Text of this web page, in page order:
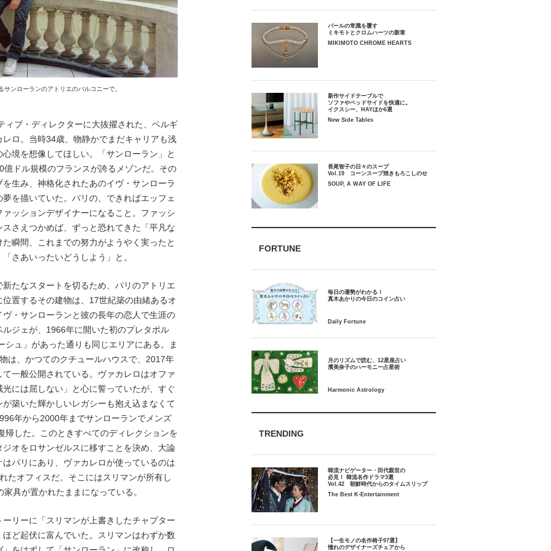
ンローランのアトリエのバルコニーで。
ブ・ディレクターに大抜擢された、ベルギ
ロ。当時34歳、物静かでまだキャリアも浅
境を想像してほしい。「サンローラン」と
ドル規模のフランスが誇るメゾンだ。その
生み、神格化されたあのイヴ・サンローラ
を描いていた。パリの、できればエッフェ
ッションデザイナーになること。ファッシ
さえつかめば、ずっと恐れてきた「平凡な
瞬間、これまでの努力がようやく実ったと
さあいったいどうしよう」と。
たなスタートを切るため、パリのアトリエ
置するその建物は、17世紀築の由緒あるオ
・サンローランと彼の長年の恋人で生涯の
ジェが、1966年に開いた初のプレタポル
ュ」があった通りも同じエリアにある。ま
は、かつてのクチュールハウスで、2017年
一般公開されている。ヴァカレロはオファ
には屈しない」と心に誓っていたが、すぐ
築いた輝かしいレガシーも抱え込まなくて
年から2000年までサンローランでメンズ
した。このときすべてのディレクションを
オをロサンゼルスに移すことを決め、大論
パリにあり、ヴァカレロが使っているのは
たオフィスだ。そこにはスリマンが所有し
具が置かれたままになっている。
リーに「スリマンが上書きしたチャプター
ど起伏に富んでいた。スリマンはわずか数
パールの常識を覆す
ミキモトとクロムハーツの新章
MIKIMOTO CHROME HEARTS
新作サイドテーブルで
ソファやベッドサイドを快適に。
イクスシー、HAYほか6選
New Side Tables
長尾智子の日々のスープ
Vol.19 コーンスープ焼きもろこしのせ
SOUP, A WAY OF LIFE
FORTUNE
毎日の運勢がわかる！
月のリズムで読む、12星座占い
TRENDING
韓流ナビゲーター・田代親世の
必見！ 韓流名作ドラマ3選
Vol.42 朝鮮時代からのタイムスリップ
The Best K-Entertainment
【一生モノの名作椅子97選】
憧れのデザイナーズチェアから